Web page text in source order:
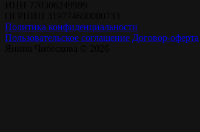
Политика конфиденциальности
Пользовательское соглашение Договор-оферта